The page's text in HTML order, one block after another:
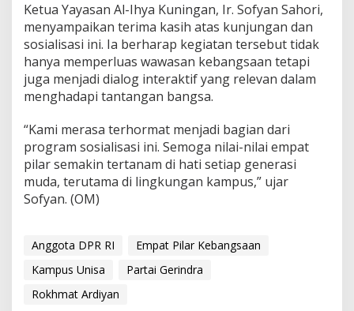
Ketua Yayasan Al-Ihya Kuningan, Ir. Sofyan Sahori,
menyampaikan terima kasih atas kunjungan dan
sosialisasi ini. Ia berharap kegiatan tersebut tidak
hanya memperluas wawasan kebangsaan tetapi
juga menjadi dialog interaktif yang relevan dalam
menghadapi tantangan bangsa.
“Kami merasa terhormat menjadi bagian dari
program sosialisasi ini. Semoga nilai-nilai empat
pilar semakin tertanam di hati setiap generasi
muda, terutama di lingkungan kampus,” ujar
Sofyan. (OM)
Anggota DPR RI
Empat Pilar Kebangsaan
Kampus Unisa
Partai Gerindra
Rokhmat Ardiyan